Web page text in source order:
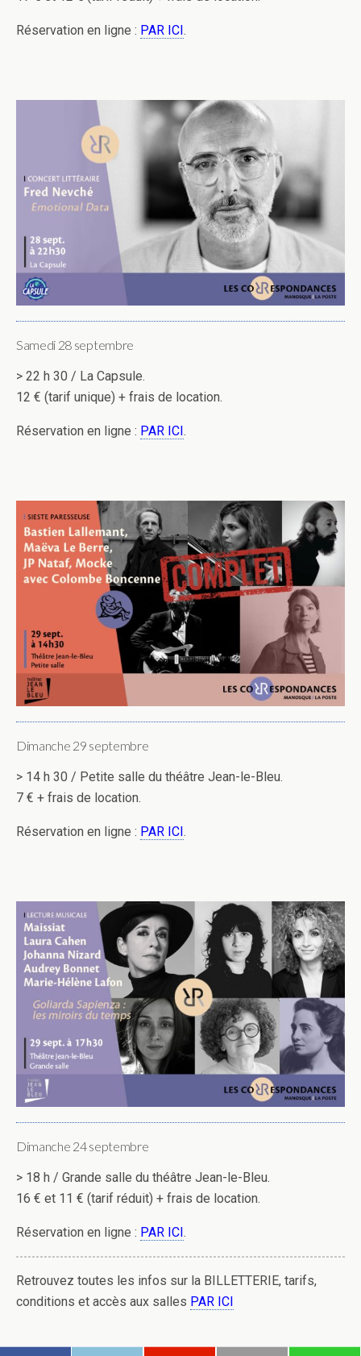
Réservation en ligne : PAR ICI.
Samedi 28 septembre
> 22 h 30 / La Capsule.
12 € (tarif unique) + frais de location.
Réservation en ligne : PAR ICI.
Dimanche 29 septembre
> 14 h 30 / Petite salle du théâtre Jean-le-Bleu.
7 € + frais de location.
Réservation en ligne : PAR ICI.
Dimanche 24 septembre
> 18 h / Grande salle du théâtre Jean-le-Bleu.
16 € et 11 € (tarif réduit) + frais de location.
Réservation en ligne : PAR ICI.
Retrouvez toutes les infos sur la BILLETTERIE, tarifs,
conditions et accès aux salles PAR ICI